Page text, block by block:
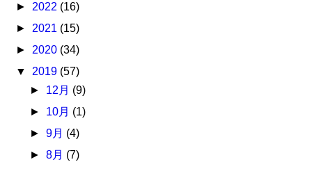
► 2022 (16)
► 2021 (15)
► 2020 (34)
▼ 2019 (57)
► 12月 (9)
► 10月 (1)
► 9月 (4)
► 8月 (7)